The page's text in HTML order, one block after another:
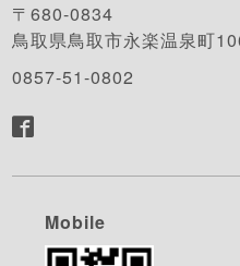
〒680-0834
鳥取県鳥取市永楽温泉町
0857-51-0802
Mobile